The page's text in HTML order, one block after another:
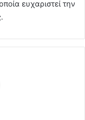
ευχαριστεί την